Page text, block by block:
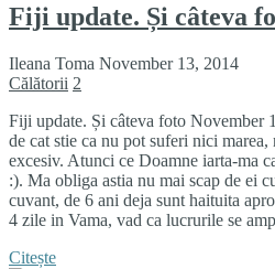
Fiji update. Și câteva
Ileana Toma November 13, 2014
Călătorii 2
Fiji update. Și câteva foto November
de cat stie ca nu pot suferi nici
excesiv. Atunci ce Doamne iarta-ma
:). Ma obliga astia nu mai scap de ei
cuvant, de 6 ani deja sunt haituita
4 zile in Vama, vad ca lucrurile se
Citește